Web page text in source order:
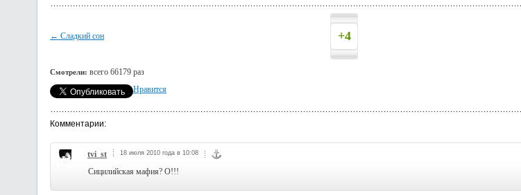
← Сладкий сон +4
Смотрели: всего 66179 раз
Нравится
Комментарии:
tvi_st 18 июля 2010 года в 10:08
Сицилийская мафия? О!!!